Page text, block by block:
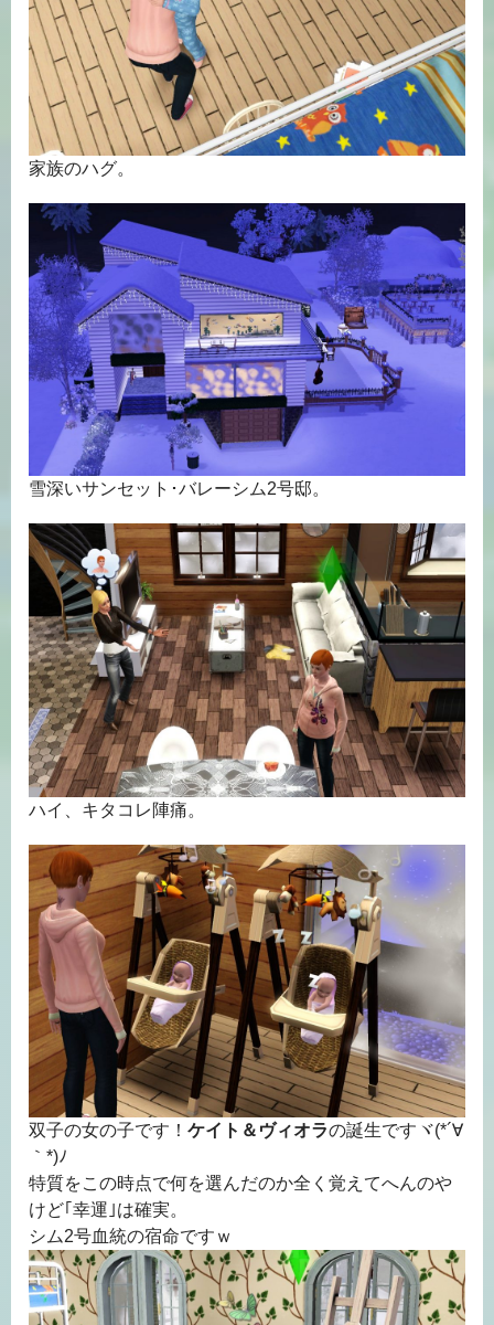
家族のハグ。
雪深いサンセット･バレーシム2号邸。
ハイ、キタコレ陣痛。
双子の女の子です！ ケイト＆ヴィオラの誕生ですヾ(*´∀
｀*)ﾉ
特質をこの時点で何を選んだのか全く覚えてへんのや
けど｢幸運｣は確実。
シム2号血統の宿命ですｗ